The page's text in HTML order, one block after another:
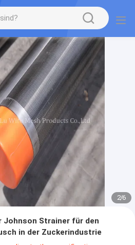
2/6
Strainer für den
in der Zuckerindustrie